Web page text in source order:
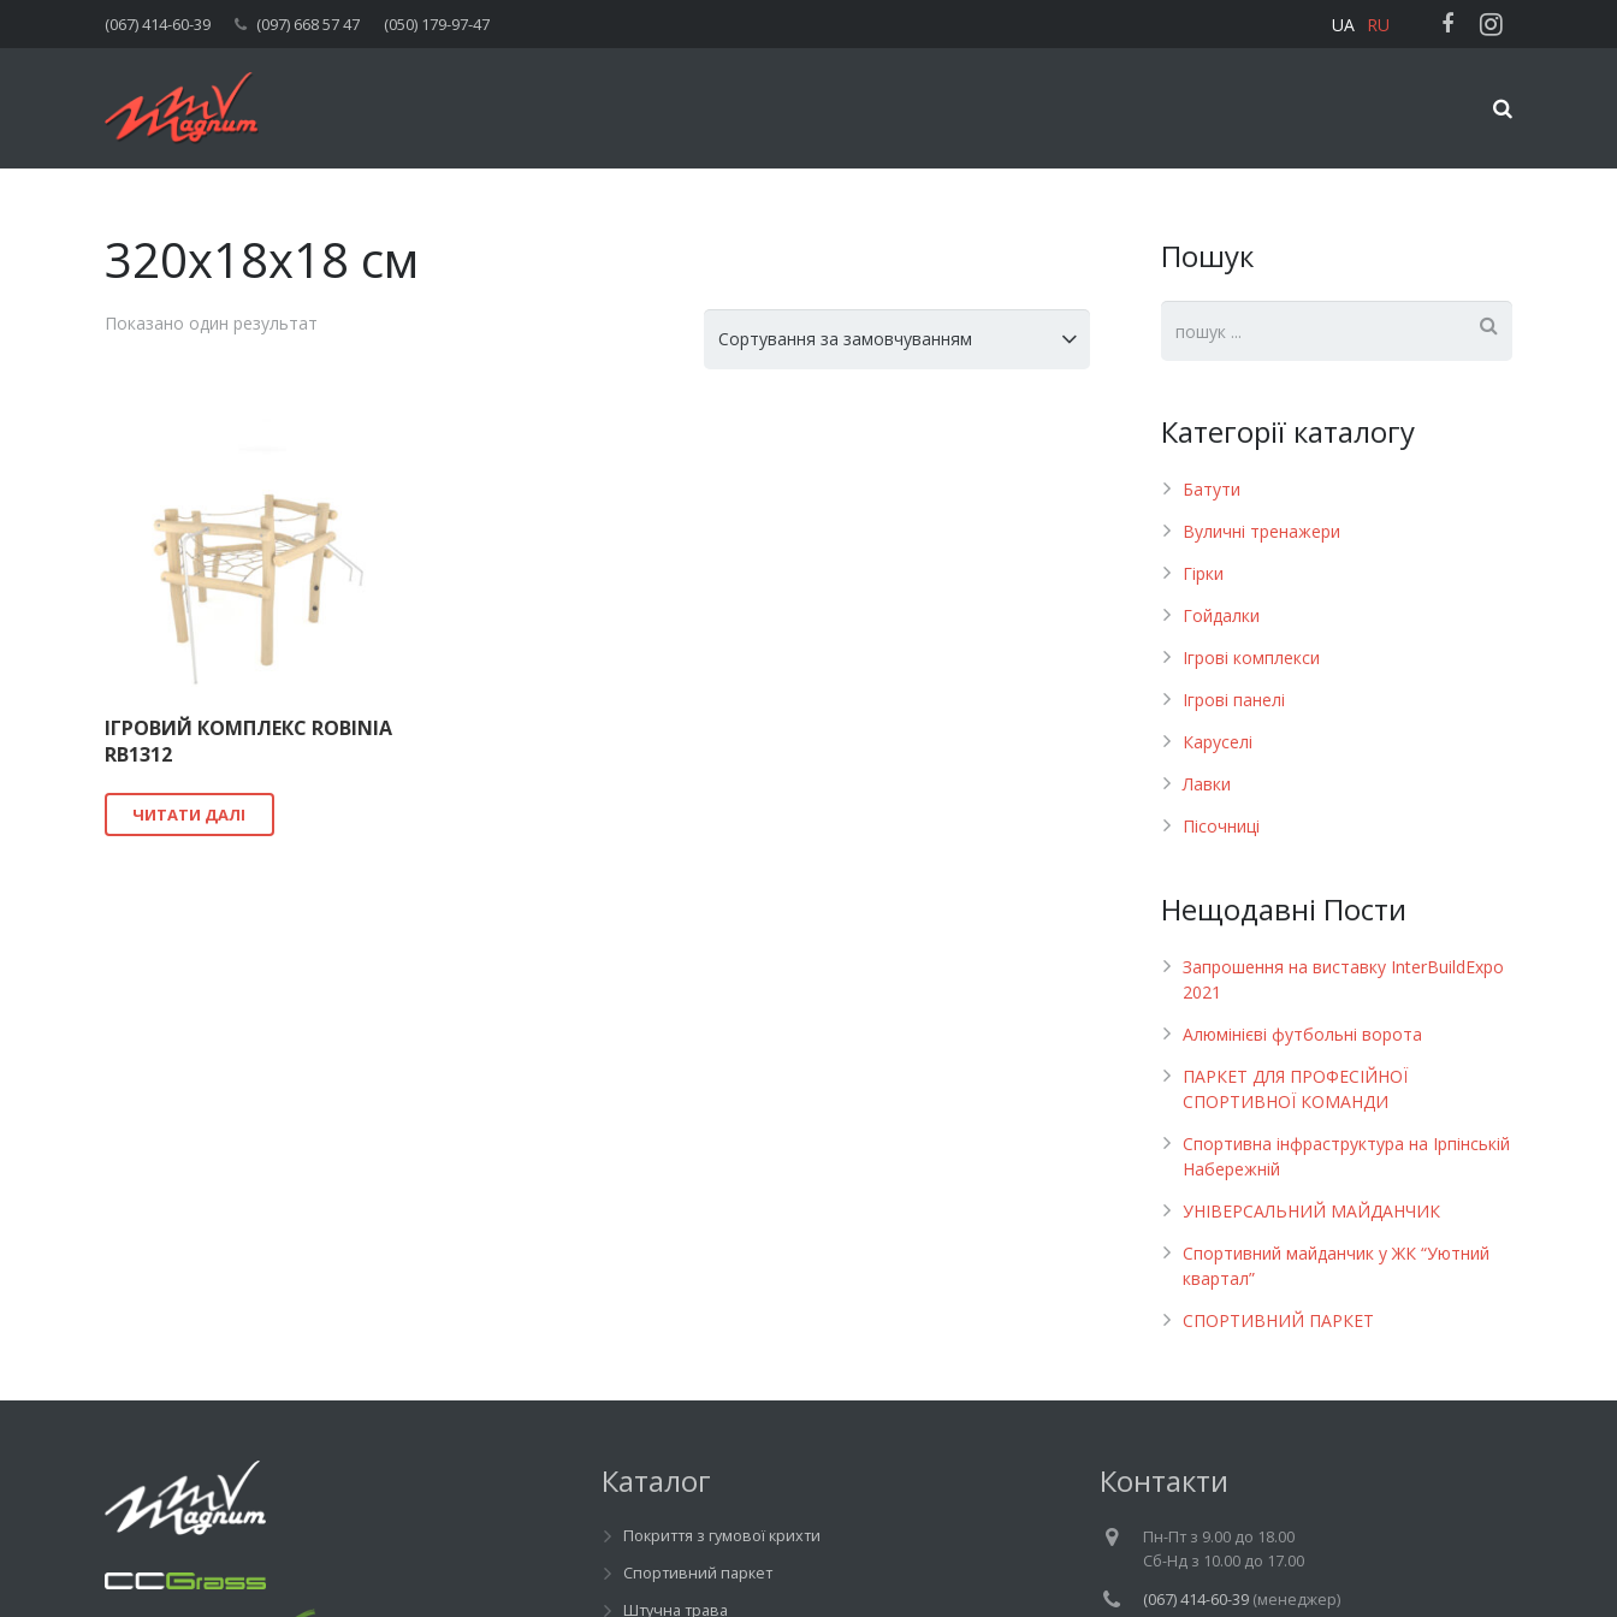
(067) 414-60-39 (097) 668 57 47 (050) 179-97-47 UA RU
320x18x18 см
Показано один результат
ІГРОВИЙ КОМПЛЕКС ROBINIA
RB1312
ЧИТАТИ ДАЛІ
Пошук
Категорії каталогу
Батути
Вуличні тренажери
Гірки
Гойдалки
Ігрові комплекси
Ігрові панелі
Каруселі
Лавки
Пісочниці
Нещодавні Пости
Запрошення на виставку InterBuildExpo
2021
Алюмінієві футбольні ворота
ПАРКЕТ ДЛЯ ПРОФЕСІЙНОЇ
СПОРТИВНОЇ КОМАНДИ
Спортивна інфраструктура на Ірпінській
Набережній
УНІВЕРСАЛЬНИЙ МАЙДАНЧИК
Cпортивний майданчик у ЖК “Уютний
квартал”
СПОРТИВНИЙ ПАРКЕТ
Каталог
Покриття з гумової крихти
Спортивний паркет
Штучна трава
Контакти
Пн-Пт з 9.00 до 18.00
Cб-Нд з 10.00 до 17.00
(067) 414-60-39(менеджер)